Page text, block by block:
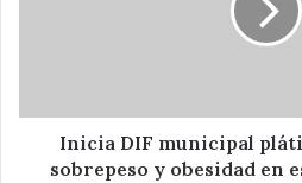
obesidad
escuelas
Inicia DIF municipal
sobrepeso y obesidad en